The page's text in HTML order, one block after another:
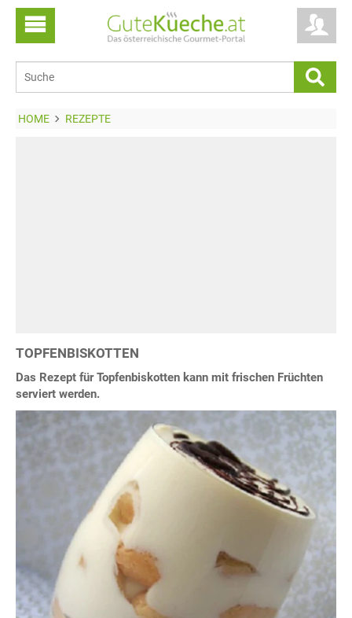
HOME REZEPTE
TOPFENBISKOTTEN
Das Rezept für Topfenbiskotten kann mit frischen Früchten
serviert werden.